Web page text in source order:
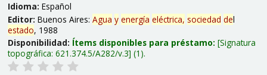
Idioma: Español
Editor: Buenos Aires: Agua y energía eléctrica, sociedad del
estado, 1988
Disponibilidad: Ítems disponibles para préstamo: Signatura
topográfica: 621.374.5/A282/v.3 (1).